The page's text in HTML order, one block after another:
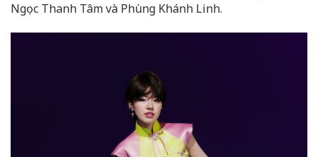
Ngọc Thanh Tâm và Phùng Khánh Linh.